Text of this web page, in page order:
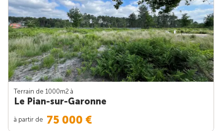
Terrain de 1000m2 à
Le Pian-sur-Garonne
à partir de 75 000 €